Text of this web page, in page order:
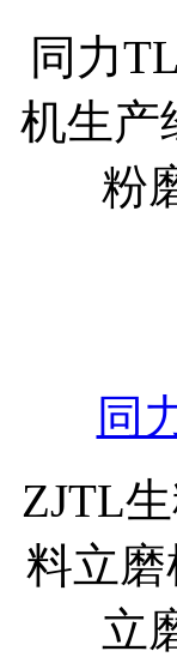
同力
机生产
粉
同
ZJTL
料立
立